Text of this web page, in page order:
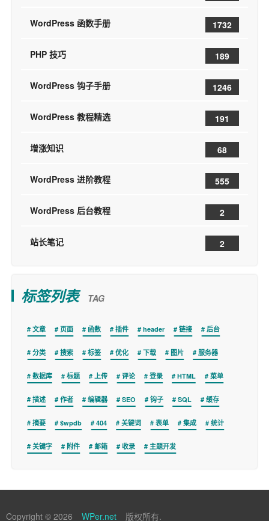
WordPress 函数手册 1732
PHP 技巧 189
WordPress 钩子手册 1246
WordPress 教程精选 191
增涨知识 68
WordPress 进阶教程 555
WordPress 后台教程 2
站长笔记 2
标签列表 TAG
文章 页面 函数 插件 header 链接 后台
分类 搜索 标签 优化 下载 图片 服务器
数据库 标题 上传 评论 登录 HTML 菜单
描述 作者 编辑器 SEO 钩子 SQL 缓存
摘要 $wpdb 404 关键词 表单 集成 统计
关键字 附件 邮箱 收录 主题开发
Copyright © 2026 WPer.net 版权所有.